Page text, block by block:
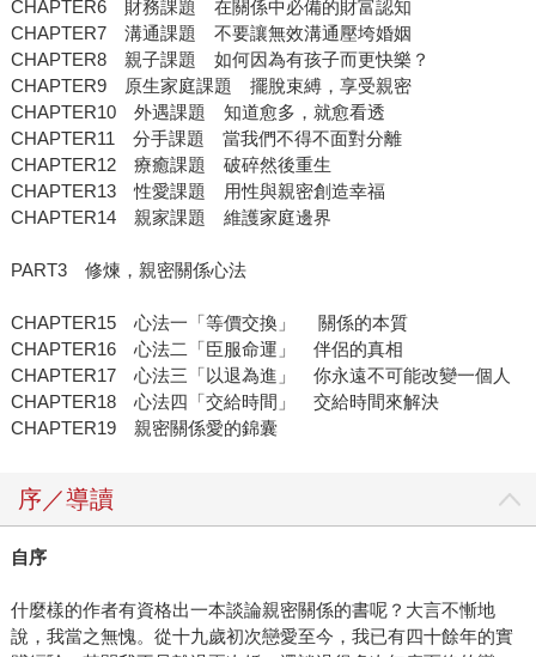
CHAPTER6 財務課題 在關係中必備的財富認知
CHAPTER7 溝通課題 不要讓無效溝通壓垮婚姻
CHAPTER8 親子課題 如何因為有孩子而更快樂？
CHAPTER9 原生家庭課題 擺脫束縛，享受親密
CHAPTER10 外遇課題 知道愈多，就愈看透
CHAPTER11 分手課題 當我們不得不面對分離
CHAPTER12 療癒課題 破碎然後重生
CHAPTER13 性愛課題 用性與親密創造幸福
CHAPTER14 親家課題 維護家庭邊界
PART3 修煉，親密關係心法
CHAPTER15 心法一「等價交換」 關係的本質
CHAPTER16 心法二「臣服命運」 伴侶的真相
CHAPTER17 心法三「以退為進」 你永遠不可能改變一個人
CHAPTER18 心法四「交給時間」 交給時間來解決
CHAPTER19 親密關係愛的錦囊
序／導讀
自序
什麼樣的作者有資格出一本談論親密關係的書呢？大言不慚地
說，我當之無愧。從十九歲初次戀愛至今，我已有四十餘年的實